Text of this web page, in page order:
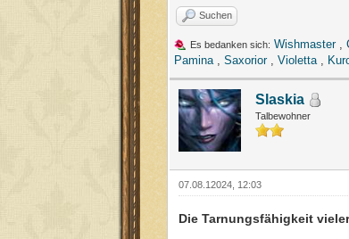
Suchen
Es bedanken sich: Wishmaster,
Pamina, Saxorior, Violetta,
Slaskia
Talbewohner
07.08.12024, 12:03
Die Tarnungsfähigkeit